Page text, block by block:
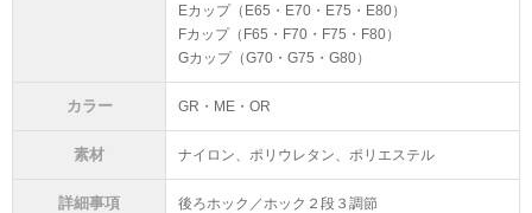
Eカップ（E65・E70・E75・E80）
Fカップ（F65・F70・F75・F80）
Gカップ（G70・G75・G80）
カラー GR・ME・OR
素材 ナイロン、ポリウレタン、ポリエステル
詳細事項
後ろホック／ホック２段３調節